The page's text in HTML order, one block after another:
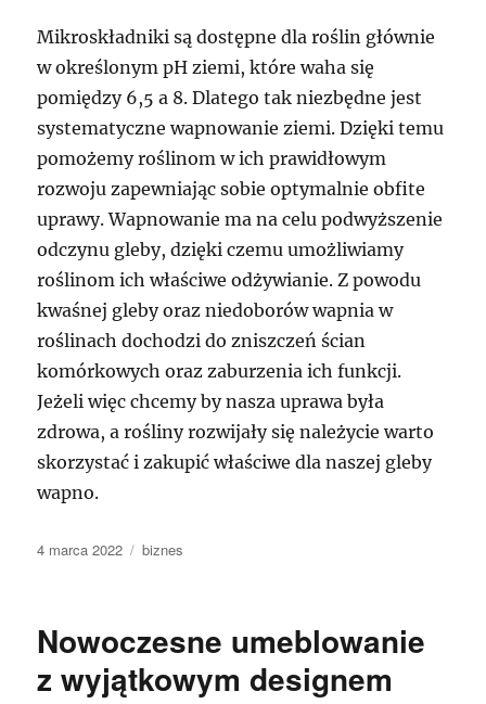
Mikroskładniki są dostępne dla roślin głównie
w określonym pH ziemi, które waha się
pomiędzy 6,5 a 8. Dlatego tak niezbędne jest
systematyczne wapnowanie ziemi. Dzięki temu
pomożemy roślinom w ich prawidłowym
rozwoju zapewniając sobie optymalnie obfite
uprawy. Wapnowanie ma na celu podwyższenie
odczynu gleby, dzięki czemu umożliwiamy
roślinom ich właściwe odżywianie. Z powodu
kwaśnej gleby oraz niedoborów wapnia w
roślinach dochodzi do zniszczeń ścian
komórkowych oraz zaburzenia ich funkcji.
Jeżeli więc chcemy by nasza uprawa była
zdrowa, a rośliny rozwijały się należycie warto
skorzystać i zakupić właściwe dla naszej gleby
wapno.
Data
4 marca 2022 Kategorie
biznes
Nowoczesne umeblowanie
z wyjątkowym designem